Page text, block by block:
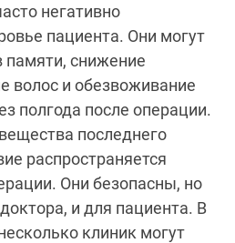
негативно
пациента. Они могут
снижение
волос и обезвоживание
полгода после операции.
последнего
распространяется
Они безопасны, но
и для пациента. В
клиник могут